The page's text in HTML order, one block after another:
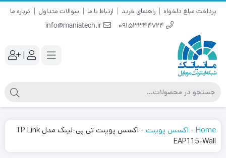
پرداخت مبلغ دلخواه راهنمای خرید ارتباط با ما سوالات متداول درباره ما
09153344724
info@maniatech.ir
|
Home
- اکسس پوینت -
اکسس پوینت تی پی-لینک مدل TP Link
EAP115-Wall